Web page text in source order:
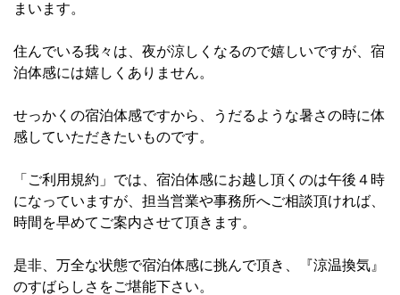
まいます。
住んでいる我々は、夜が涼しくなるので嬉しいですが、宿
泊体感には嬉しくありません。
せっかくの宿泊体感ですから、うだるような暑さの時に体
感していただきたいものです。
「ご利用規約」では、宿泊体感にお越し頂くのは午後４時
になっていますが、担当営業や事務所へご相談頂ければ、
時間を早めてご案内させて頂きます。
是非、万全な状態で宿泊体感に挑んで頂き、『涼温換気』
のすばらしさをご堪能下さい。